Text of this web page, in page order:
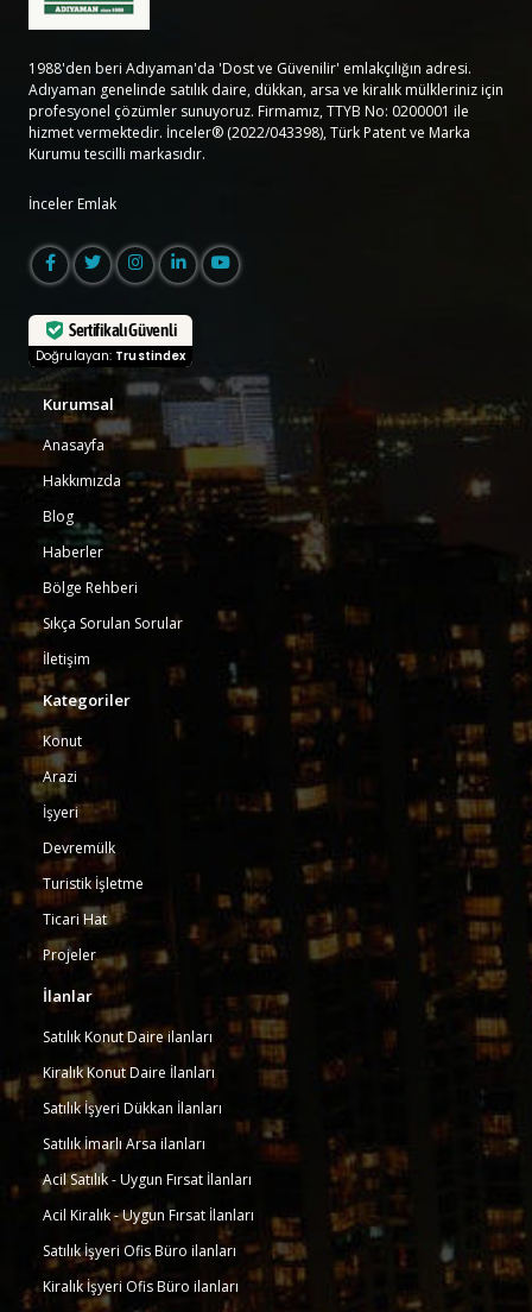
1988'den beri Adıyaman'da 'Dost ve Güvenilir' emlakçılığın adresi.
Adıyaman genelinde satılık daire, dükkan, arsa ve kiralık mülkleriniz için
profesyonel çözümler sunuyoruz. Firmamız, TTYB No: 0200001 ile
hizmet vermektedir. İnceler® (2022/043398), Türk Patent ve Marka
Kurumu tescilli markasıdır.
İnceler Emlak
Sertifikalı Güvenli
Doğrulayan: Trustindex
Kurumsal
Anasayfa
Hakkımızda
Blog
Haberler
Bölge Rehberi
Sıkça Sorulan Sorular
İletişim
Kategoriler
Konut
Arazi
İşyeri
Devremülk
Turistik İşletme
Ticari Hat
Projeler
İlanlar
Satılık Konut Daire ilanları
Kiralık Konut Daire İlanları
Satılık İşyeri Dükkan İlanları
Satılık İmarlı Arsa ilanları
Acil Satılık - Uygun Fırsat İlanları
Acil Kiralık - Uygun Fırsat İlanları
Satılık İşyeri Ofis Büro ilanları
Kiralık İşyeri Ofis Büro ilanları